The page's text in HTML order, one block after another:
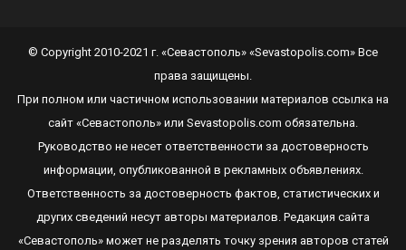
© Copyright 2010-2021 г. «Севастополь» «Sevastopolis.com» Все
права защищены.
При полном или частичном использовании материалов ссылка на
сайт «Севастополь» или Sevastopolis.com обязательна.
Руководство не несет ответственности за достоверность
информации, опубликованной в рекламных объявлениях.
Ответственность за достоверность фактов, статистических и
других сведений несут авторы материалов. Редакция сайта
«Севастополь»может не разделять точку зрения авторов статей